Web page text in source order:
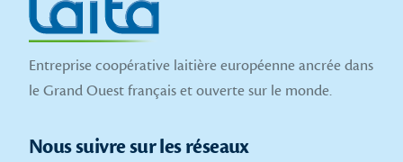
Entreprise coopérative laitière européenne ancrée dans
le Grand Ouest français et ouverte sur le monde.
Nous suivre sur les réseaux